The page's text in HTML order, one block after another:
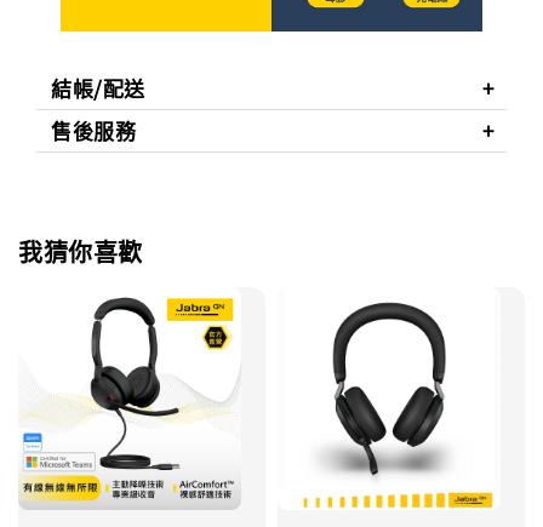
結帳/配送
售後服務
我猜你喜歡